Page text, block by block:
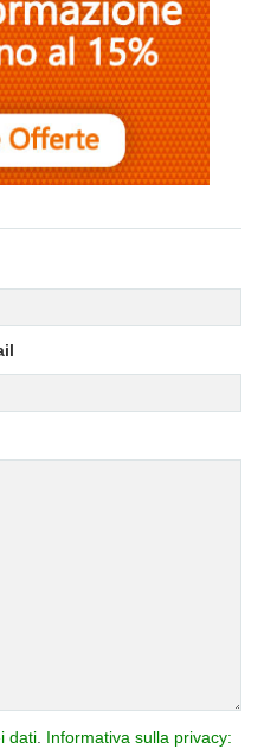
dati Informativa sulla privacy: